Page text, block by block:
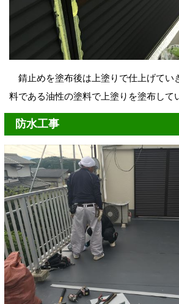
錆止めを塗布後は上塗りで仕上げてい
料である油性の塗料で上塗りを塗布して
防水工事